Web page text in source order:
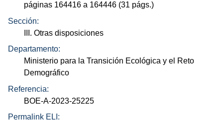
páginas 164416 a 164446 (31 págs.)
Sección:
III. Otras disposiciones
Departamento:
Ministerio para la Transición Ecológica y el Reto
Demográfico
Referencia:
BOE-A-2023-25225
Permalink ELI: